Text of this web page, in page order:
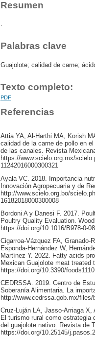
Resumen
Palabras clave
Guajolote; calidad de carne;
Texto completo:
PDF
Referencias
Attia YA, Al-Harthi MA, Korish
calidad de la carne de pollo en
de las canales. Revista
https://www.scielo.org.mx/
11242016000300321
Ayala VC. 2018. Importancia
Innovación Agropecuaria y de
http://www.scielo.org.bo/
16182018000300008
Bordoni A y Danesi F. 2017.
Poultry Quality Evaluation.
https://doi.org/10.1016/B978-0-
Cigarroa-Vázquez FA, Granado-
Esponda-Hernández W,
Martínez Y. 2022. Fatty acids
Mexican Guajolote meat treated
https://doi.org/10.3390/
CEDRSSA. 2019. Centro de
Soberanía Alimentaria. La
http://www.cedrssa.gob.mx/
Cruz-Luján LA, Jasso-Arriaga
El turismo rural como estrategia
del guajolote nativo. Revista de
https://doi.org/10.25145/